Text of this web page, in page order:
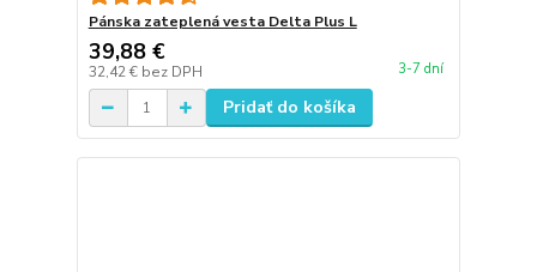
Pánska zateplená vesta Delta Plus L
39,88 €
32,42 € bez DPH 3-7 dní
Pridať do košíka